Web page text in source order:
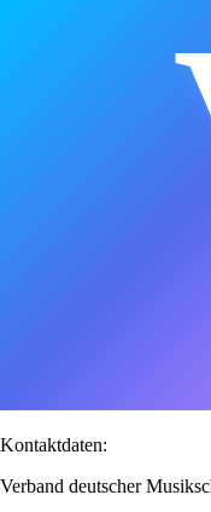
Kontaktdaten:
Verband deutscher